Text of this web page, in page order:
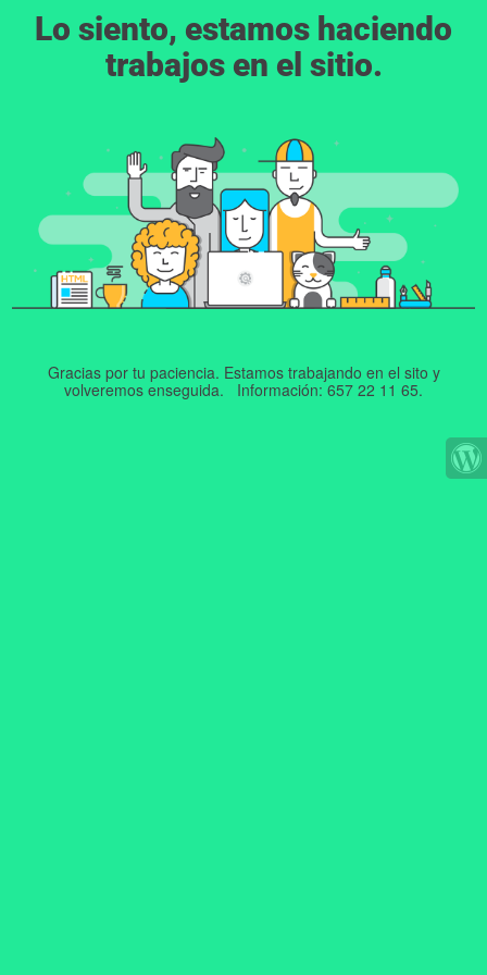
Lo siento, estamos haciendo
trabajos en el sitio.
Gracias por tu paciencia. Estamos trabajando en el sito y
volveremos enseguida. Información: 657 22 11 65.